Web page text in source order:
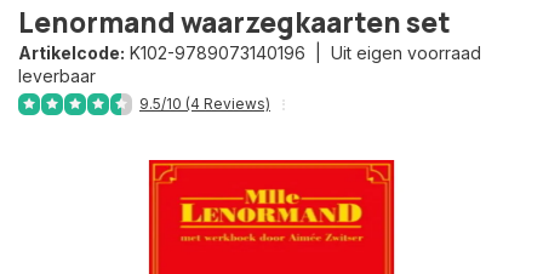
Lenormand waarzegkaarten set
Artikelcode: K102-9789073140196 | Uit eigen voorraad
leverbaar
9.5/10 (4 Reviews)